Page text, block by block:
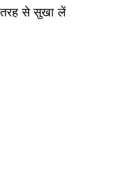
तरह से सुखा लें